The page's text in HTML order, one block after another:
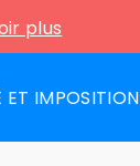
plus
ET IMPOSITION